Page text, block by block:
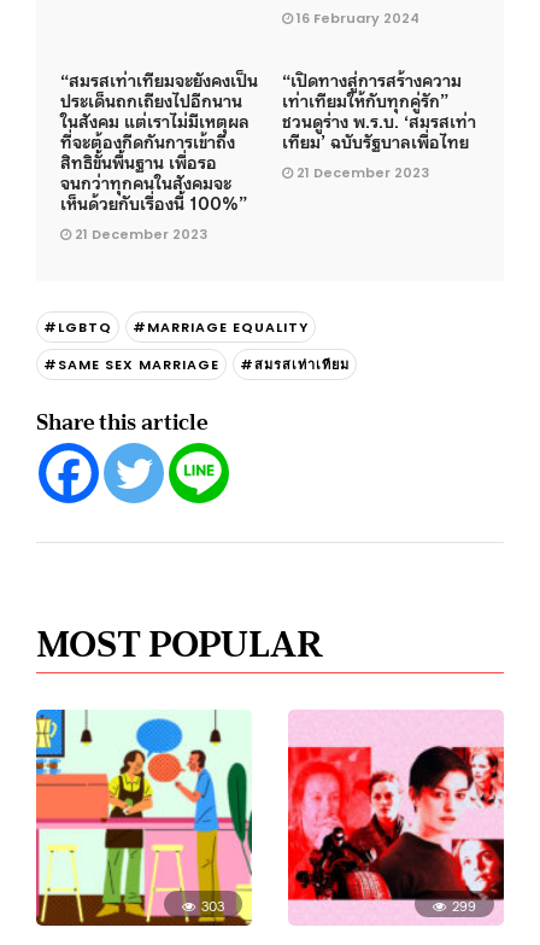
16 February 2024
“สมรสเท่าเทียมจะยังคงเป็น
ประเด็นถกเถียงไปอีกนาน
ในสังคม แต่เราไม่มีเหตุผล
ที่จะต้องกีดกันการเข้าถึง
สิทธิขั้นพื้นฐาน เพื่อรอ
จนกว่าทุกคนในสังคมจะ
เห็นด้วยกับเรื่องนี้ 100%”
21 December 2023
“เปิดทางสู่การสร้างความ
เท่าเทียมให้กับทุกคู่รัก”
ชวนดูร่าง พ.ร.บ. ‘สมรสเท่า
เทียม’ ฉบับรัฐบาลเพื่อไทย
21 December 2023
#LGBTQ
#MARRIAGE EQUALITY
#SAME SEX MARRIAGE
#สมรสเท่าเทียม
Share this article
MOST POPULAR
303 299